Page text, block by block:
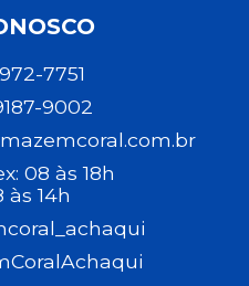
7751
9002
08 às 18h
às 14h